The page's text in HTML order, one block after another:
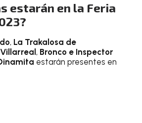
estarán en la Feria
, La Trakalosa de
, Bronco e Inspector
estarán presentes en